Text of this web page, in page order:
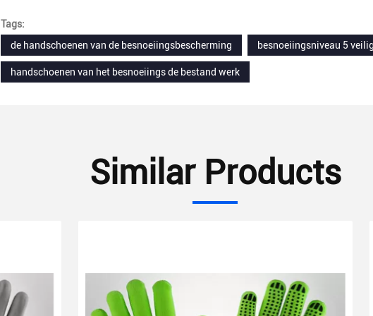
Tags:
de handschoenen van de besnoeiingsbescherming
besnoeiingsniveau 5
handschoenen van het besnoeiings de bestand werk
Similar Products